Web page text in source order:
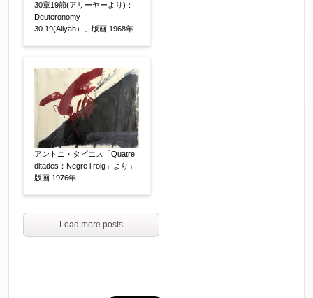
30章19節(アリーヤーより)：
Deuteronomy
30.19(Aliyah）」版画 1968年
アントニ・タピエス「Quatre
ditades：Negre i roig」より」
版画 1976年
Load more posts